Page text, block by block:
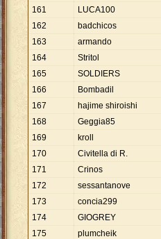
161
LUCA100
162
badchicos
163
armando
164
Stritol
165
SOLDIERS
166
Bombadil
167
hajime shiroishi
168
Geggia85
169
kroll
170
Civitella di R.
171
Crinos
172
sessantanove
173
concia299
174
GIOGREY
175
plumcheik